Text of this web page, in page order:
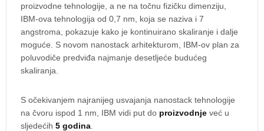
proizvodne tehnologije, a ne na točnu fizičku dimenziju,
IBM-ova tehnologija od 0,7 nm, koja se naziva i 7
angstroma, pokazuje kako je kontinuirano skaliranje i dalje
moguće. S novom nanostack arhitekturom, IBM-ov plan za
poluvodiče predviđa najmanje desetljeće budućeg
skaliranja.
S očekivanjem najranijeg usvajanja nanostack tehnologije
na čvoru ispod 1 nm, IBM vidi put do proizvodnje već u
sljedećih 5 godina